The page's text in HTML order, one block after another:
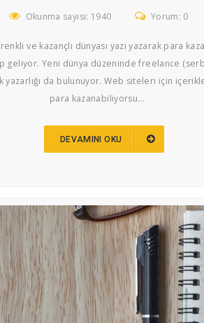
Okunma sayısı: 1940 Yorum: 0
renkli ve kazançlı dünyası yazı yazarak para
geliyor. Yeni dünya düzeninde freelance
da bulunuyor. Web siteleri için
para kazanabiliyorsu...
DEVAMINI OKU